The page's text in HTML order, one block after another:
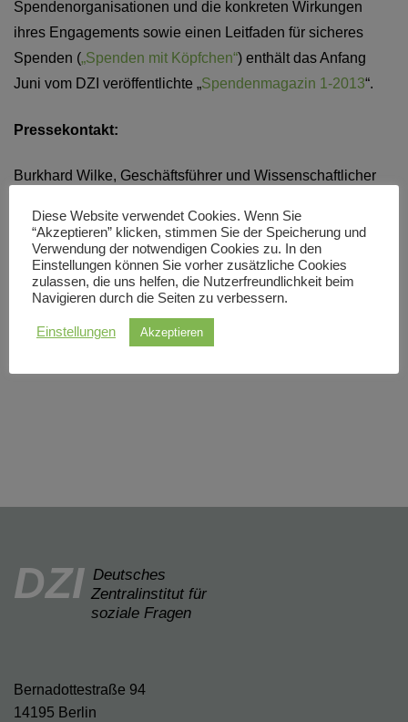
Spendenorganisationen und die konkreten Wirkungen
ihres Engagements sowie einen Leitfaden für sicheres
Spenden („Spenden mit Köpfchen“) enthält das Anfang
Juni vom DZI veröffentlichte „Spendenmagazin 1-2013“.
Pressekontakt:
Burkhard Wilke, Geschäftsführer und Wissenschaftlicher
Tel. 030-839001-11 und 0176-8410 5240
Pressemitteilung vom 7. Juni 2013 (PDF)
DZI Deutsches
Zentralinstitut für
soziale Fragen
Bernadottestraße 94
14195 Berlin
Diese Website verwendet Cookies. Wenn Sie
“Akzeptieren” klicken, stimmen Sie der Speicherung und
Verwendung der notwendigen Cookies zu. In den
Einstellungen können Sie vorher zusätzliche Cookies
zulassen, die uns helfen, die Nutzerfreundlichkeit beim
Navigieren durch die Seiten zu verbessern.
Einstellungen Akzeptieren